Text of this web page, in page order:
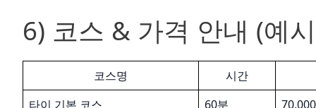
6) 코스 & 가격 안내 (예
코스명
시간
타이 기본 코스
60분